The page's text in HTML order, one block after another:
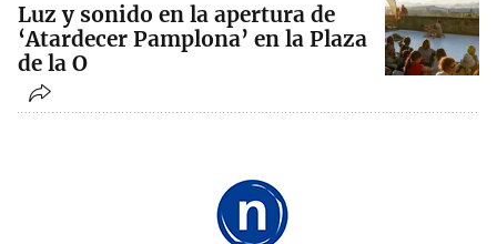
Luz y sonido en la apertura de
‘Atardecer Pamplona’ en la Plaza
de la O